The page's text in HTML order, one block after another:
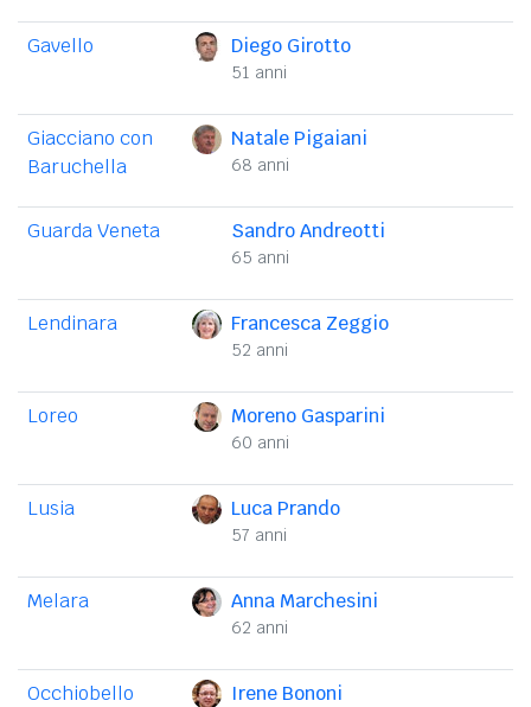
Gavello Diego Girotto
51 anni
Giacciano con
Baruchella
Natale Pigaiani
68 anni
Guarda Veneta Sandro Andreotti
65 anni
Lendinara Francesca Zeggio
52 anni
Loreo Moreno Gasparini
60 anni
Lusia Luca Prando
57 anni
Melara Anna Marchesini
62 anni
Occhiobello Irene Bononi